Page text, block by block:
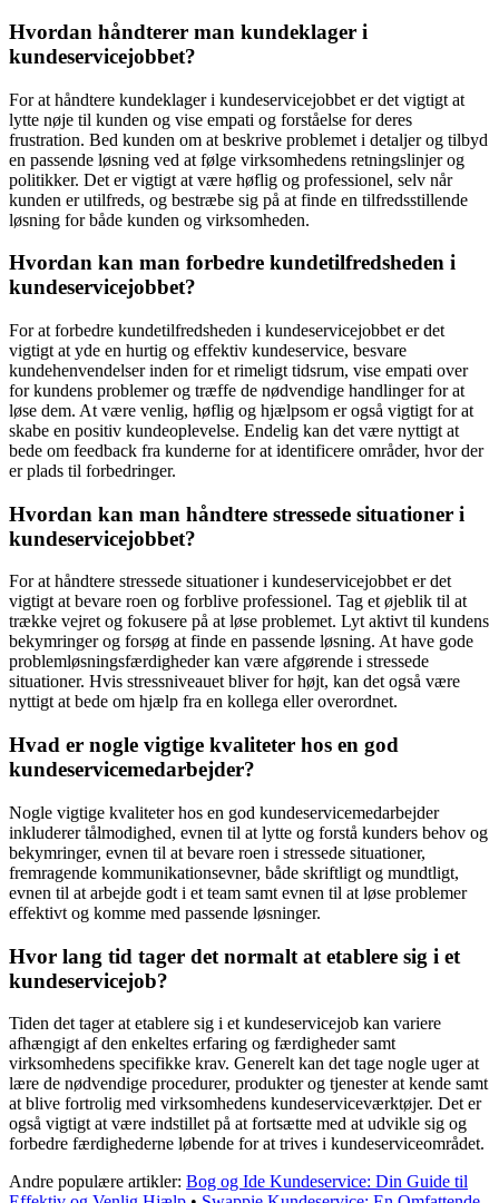
Hvordan håndterer man kundeklager i
kundeservicejobbet?
For at håndtere kundeklager i kundeservicejobbet er det vigtigt at
lytte nøje til kunden og vise empati og forståelse for deres
frustration. Bed kunden om at beskrive problemet i detaljer og tilbyd
en passende løsning ved at følge virksomhedens retningslinjer og
politikker. Det er vigtigt at være høflig og professionel, selv når
kunden er utilfreds, og bestræbe sig på at finde en tilfredsstillende
løsning for både kunden og virksomheden.
Hvordan kan man forbedre kundetilfredsheden i
kundeservicejobbet?
For at forbedre kundetilfredsheden i kundeservicejobbet er det
vigtigt at yde en hurtig og effektiv kundeservice, besvare
kundehenvendelser inden for et rimeligt tidsrum, vise empati over
for kundens problemer og træffe de nødvendige handlinger for at
løse dem. At være venlig, høflig og hjælpsom er også vigtigt for at
skabe en positiv kundeoplevelse. Endelig kan det være nyttigt at
bede om feedback fra kunderne for at identificere områder, hvor der
er plads til forbedringer.
Hvordan kan man håndtere stressede situationer i
kundeservicejobbet?
For at håndtere stressede situationer i kundeservicejobbet er det
vigtigt at bevare roen og forblive professionel. Tag et øjeblik til at
trække vejret og fokusere på at løse problemet. Lyt aktivt til kundens
bekymringer og forsøg at finde en passende løsning. At have gode
problemløsningsfærdigheder kan være afgørende i stressede
situationer. Hvis stressniveauet bliver for højt, kan det også være
nyttigt at bede om hjælp fra en kollega eller overordnet.
Hvad er nogle vigtige kvaliteter hos en god
kundeservicemedarbejder?
Nogle vigtige kvaliteter hos en god kundeservicemedarbejder
inkluderer tålmodighed, evnen til at lytte og forstå kunders behov og
bekymringer, evnen til at bevare roen i stressede situationer,
fremragende kommunikationsevner, både skriftligt og mundtligt,
evnen til at arbejde godt i et team samt evnen til at løse problemer
effektivt og komme med passende løsninger.
Hvor lang tid tager det normalt at etablere sig i et
kundeservicejob?
Tiden det tager at etablere sig i et kundeservicejob kan variere
afhængigt af den enkeltes erfaring og færdigheder samt
virksomhedens specifikke krav. Generelt kan det tage nogle uger at
lære de nødvendige procedurer, produkter og tjenester at kende samt
at blive fortrolig med virksomhedens kundeserviceværktøjer. Det er
også vigtigt at være indstillet på at fortsætte med at udvikle sig og
forbedre færdighederne løbende for at trives i kundeserviceområdet.
Andre populære artikler: Bog og Ide Kundeservice: Din Guide til